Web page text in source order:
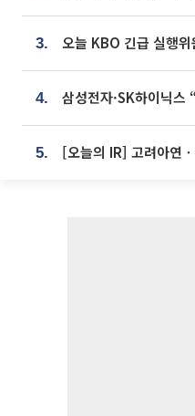
3. 오늘 KBO 긴급 실행
4. 삼성전자·SK하이닉스
5. [오늘의 IR] 고려아연